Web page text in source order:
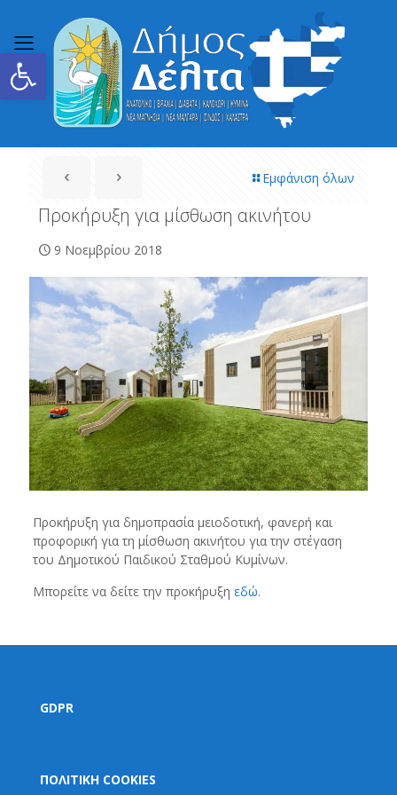
Ανοίξτε τη γραμμή εργαλείων
Εμφάνιση όλων
Προκήρυξη για μίσθωση ακινήτου
9 Νοεμβρίου 2018
Προκήρυξη για δημοπρασία μειοδοτική, φανερή και
προφορική για τη μίσθωση ακινήτου για την στέγαση
του Δημοτικού Παιδικού Σταθμού Κυμίνων.
Μπορείτε να δείτε την προκήρυξη εδώ.
GDPR
ΠΟΛΙΤΙΚΗ COOKIES